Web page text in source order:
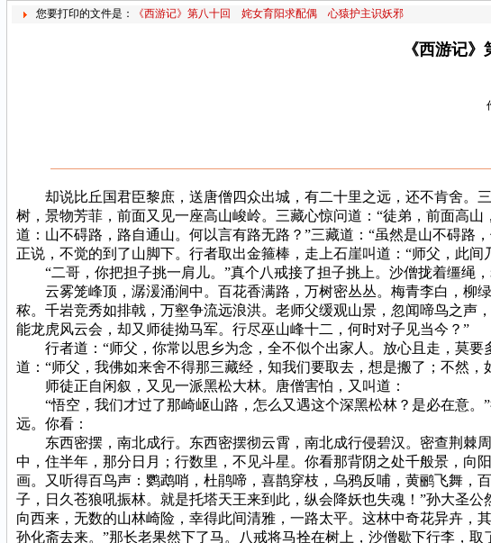
您要打印的文件是： 《西游记》第八十回 姹女育阳求配偶 心猿护主识妖邪
《西游记
却说比丘国君臣黎庶，送唐僧四众出城，有二十里之远，还不肯舍。
树，景物芳菲，前面又见一座高山峻岭。三藏心惊问道：“徒弟，前面高
道：山不碍路，路自通山。何以言有路无路？”三藏道：“虽然是山不碍路
正说，不觉的到了山脚下。行者取出金箍棒，走上石崖叫道：“师父，此
“二哥，你把担子挑一肩儿。”真个八戒接了担子挑上。沙僧拢着缰绳，
云雾笼峰顶，潺湲涌涧中。百花香满路，万树密丛丛。梅青李白，柳
秾。千岩竞秀如排戟，万壑争流远浪洪。老师父缓观山景，忽闻啼鸟之声
能龙虎风云会，却又师徒拗马军。行尽巫山峰十二，何时对子见当今？”
行者道：“师父，你常以思乡为念，全不似个出家人。放心且走，莫要
道：“师父，我佛如来舍不得那三藏经，知我们要取去，想是搬了；不然
师徒正自闲叙，又见一派黑松大林。唐僧害怕，又叫道：
“悟空，我们才过了那崎岖山路，怎么又遇这个深黑松林？是必在意。”
远。你看：
东西密摆，南北成行。东西密摆彻云霄，南北成行侵碧汉。密查荆棘
中，住半年，那分日月；行数里，不见斗星。你看那背阴之处千般景，
画。又听得百鸟声：鹦鹉哨，杜鹃啼，喜鹊穿枝，乌鸦反哺，黄鹂飞舞，
子，日久苍狼吼振林。就是托塔天王来到此，纵会降妖也失魂！”孙大圣
向西来，无数的山林崎险，幸得此间清雅，一路太平。这林中奇花异卉，
孙化斋去来。”那长老果然下了马。八戒将马拴在树上，沙僧歇下行李，取